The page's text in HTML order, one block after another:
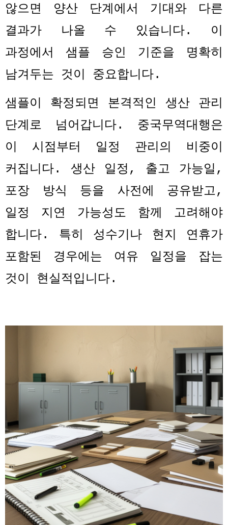
않으면 양산 단계에서 기대와 다른
결과가 나올 수 있습니다. 이
과정에서 샘플 승인 기준을 명확히
남겨두는 것이 중요합니다.
샘플이 확정되면 본격적인 생산 관리
단계로 넘어갑니다. 중국무역대행은
이 시점부터 일정 관리의 비중이
커집니다. 생산 일정 , 출고 가능일 ,
포장 방식 등을 사전에 공유받고,
일정 지연 가능성도 함께 고려해야
합니다. 특히 성수기나 현지 연휴가
포함된 경우에는 여유 일정을 잡는
것이 현실적입니다.